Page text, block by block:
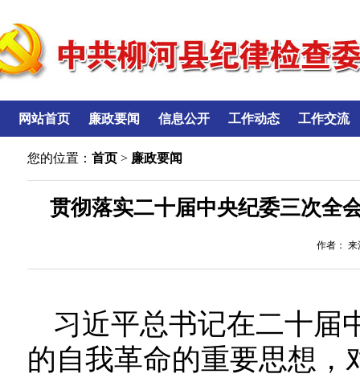
网站首页 廉政要闻 信息公开 工作动态 工作交流
您的位置：首页 > 廉政要闻
贯彻落实二十届中央纪委三次全
作者： 来
习近平总书记在二十届
的自我革命的重要思想